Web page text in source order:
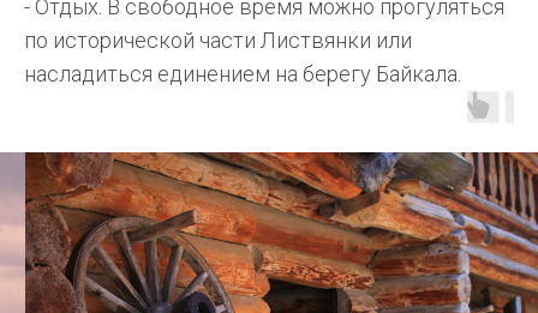
- Отдых. В свободное время можно прогуляться
по исторической части Листвянки или
насладиться единением на берегу Байкала.